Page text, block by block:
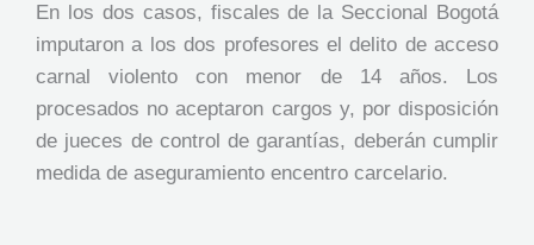
En los dos casos, fiscales de la Seccional Bogotá
imputaron a los dos profesores el delito de acceso
carnal violento con menor de 14 años. Los
procesados no aceptaron cargos y, por disposición
de jueces de control de garantías, deberán cumplir
medida de aseguramiento encentro carcelario.